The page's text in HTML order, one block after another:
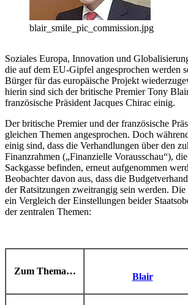
blair_smile_pic_commission.jpg
Soziales Europa, Innovation und
die auf dem EU-Gipfel angesprochen werden
Bürger für das europäische Projekt
hierin sind sich der britische Premier Tony
französische Präsident Jacques Chirac einig.
Der britische Premier und der französische
gleichen Themen angesprochen. Doch
einig sind, dass die Verhandlungen über den
Finanzrahmen („Finanzielle Vorausschau“),
Sackgasse befinden, erneut aufgenommen
Beobachter davon aus, dass die
der Ratsitzungen zweitrangig sein werden.
ein Vergleich der Einstellungen beider
der zentralen Themen:
Zum Thema…
Blair